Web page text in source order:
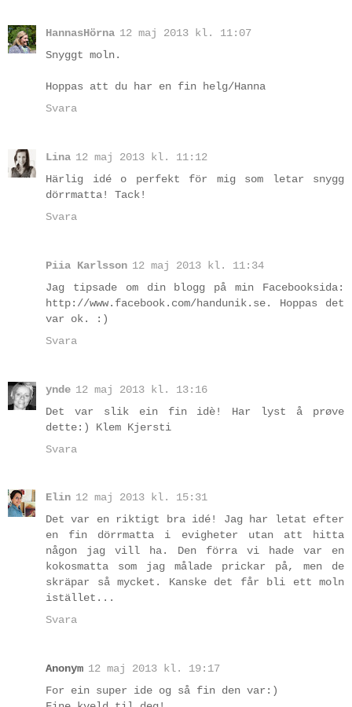
HannasHörna 12 maj 2013 kl. 11:07
Snyggt moln.
Hoppas att du har en fin helg/Hanna
Svara
Lina 12 maj 2013 kl. 11:12
Härlig idé o perfekt för mig som letar snygg
dörrmatta! Tack!
Svara
Piia Karlsson 12 maj 2013 kl. 11:34
Jag tipsade om din blogg på min Facebooksida:
http://www.facebook.com/handunik.se. Hoppas det
var ok. :)
Svara
ynde 12 maj 2013 kl. 13:16
Det var slik ein fin idè! Har lyst å prøve
dette:) Klem Kjersti
Svara
Elin 12 maj 2013 kl. 15:31
Det var en riktigt bra idé! Jag har letat efter
en fin dörrmatta i evigheter utan att hitta
någon jag vill ha. Den förra vi hade var en
kokosmatta som jag målade prickar på, men de
skräpar så mycket. Kanske det får bli ett moln
istället...
Svara
Anonym 12 maj 2013 kl. 19:17
For ein super ide og så fin den var:)